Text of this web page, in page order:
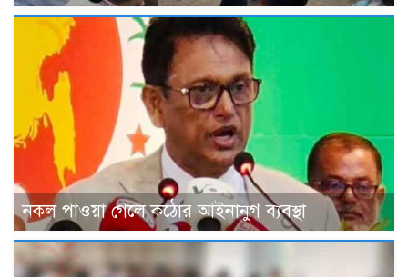
নকল পাওয়া গেলে কঠোর আইনানুগ ব্যবস্থা